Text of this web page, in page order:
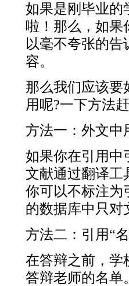
如果是刚毕业的
啦！那么，如果
以毫不夸张的
容。
那么我们应该要
用呢?一下方法
方法一：外文中
如果你在引用中
文献通过翻译工
你可以不标注为
的数据库中只对
方法二：引用“
在答辩之前，学
答辩老师的名单